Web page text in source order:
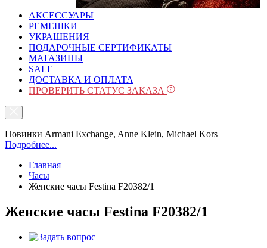
АКСЕССУАРЫ
РЕМЕШКИ
УКРАШЕНИЯ
ПОДАРОЧНЫЕ СЕРТИФИКАТЫ
МАГАЗИНЫ
SALE
ДОСТАВКА И ОПЛАТА
ПРОВЕРИТЬ СТАТУС ЗАКАЗА
Новинки Armani Exchange, Anne Klein, Michael Kors
Подробнее...
Главная
Часы
Женские часы Festina F20382/1
Женские часы Festina F20382/1